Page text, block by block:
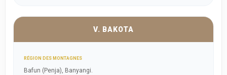
V. BAKOTA
RÉGION DES MONTAGNES
Bafun (Penja), Banyangi.